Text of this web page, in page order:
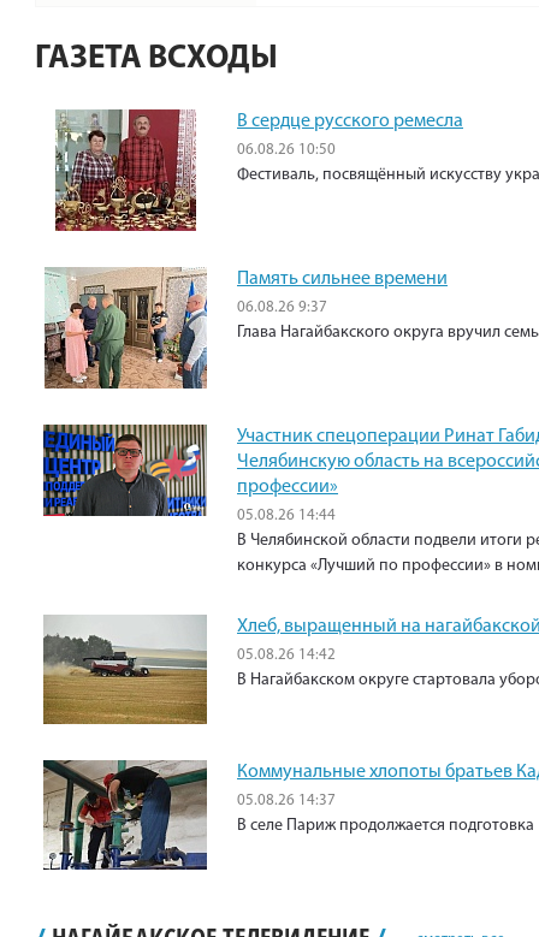
ГАЗЕТА ВСХОДЫ
В сердце русского ремесла
06.08.26 10:50
Фестиваль, посвящённый искусству
Память сильнее времени
06.08.26 9:37
Глава Нагайбакского округа вручил
Участник спецоперации Ринат
Челябинскую область на
профессии»
05.08.26 14:44
В Челябинской области подвели итоги
конкурса «Лучший по профессии» в
Хлеб, выращенный на
05.08.26 14:42
В Нагайбакском округе стартовала
Коммунальные хлопоты братьев
05.08.26 14:37
В селе Париж продолжается подготовка